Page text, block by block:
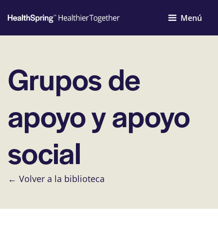
Menú
Grupos de
apoyo y apoyo
social
← Volver a la biblioteca